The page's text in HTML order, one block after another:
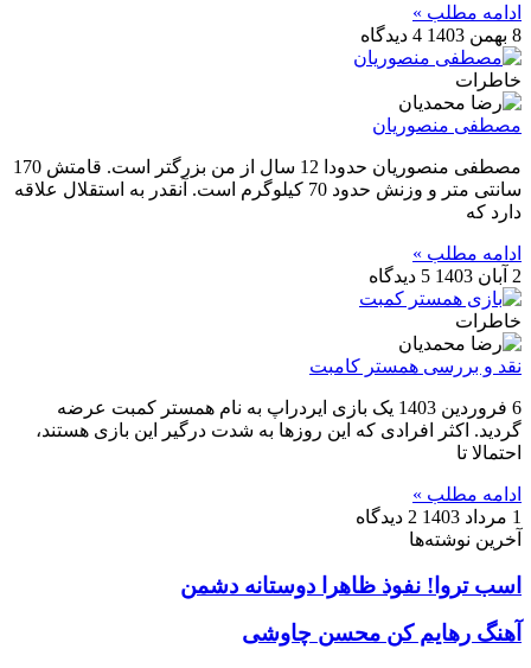
ادامه مطلب »
8 بهمن 1403
4 دیدگاه
خاطرات
مصطفی منصوریان
مصطفی منصوریان حدودا 12 سال از من بزرگتر است. قامتش 170
سانتی متر و وزنش حدود 70 کیلوگرم است. آنقدر به استقلال علاقه
دارد که
ادامه مطلب »
2 آبان 1403
5 دیدگاه
خاطرات
نقد و بررسی همستر کامبت
6 فروردین 1403 یک بازی ایردراپ به نام همستر کمبت عرضه
گردید. اکثر افرادی که این روزها به شدت درگیر این بازی هستند،
احتمالا تا
ادامه مطلب »
1 مرداد 1403
2 دیدگاه
آخرین نوشته‌ها
اسب تروا! نفوذ ظاهرا دوستانه دشمن
آهنگ رهایم کن محسن چاوشی